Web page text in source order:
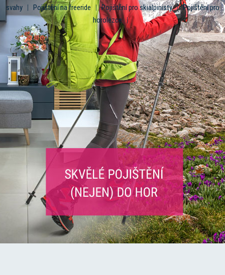
svahy| Pojištění na freeride |Pojištění pro skialpinisty|Pojištění pro
horolezce|